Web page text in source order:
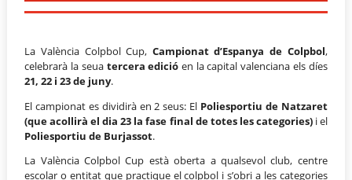
La València Colpbol Cup, Campionat d’Espanya de Colpbol,
celebrarà la seuatercera edició en la capital valenciana els díes
21, 22 i 23 de juny.
El campionat es dividirà en 2 seus: El Poliesportiu de Natzaret
(que acollirà el dia 23 la fase final de totes les categories)i el
Poliesportiu de Burjassot.
La València Colpbol Cup està oberta a qualsevol club, centre
escolar o entitat que practique el colpbol i s’obri a les categories